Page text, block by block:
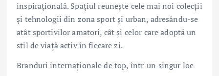
inspirațională. Spațiul reunește cele mai noi colecții
și tehnologii din zona sport și urban, adresându-se
atât sportivilor amatori, cât și celor care adoptă un
stil de viață activ în fiecare zi.
Branduri internaționale de top, într-un singur loc